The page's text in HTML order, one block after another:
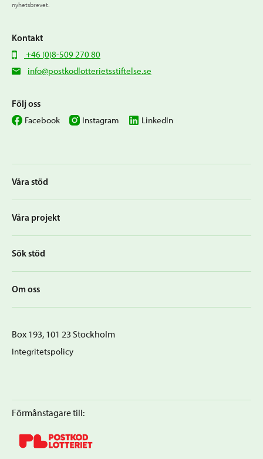
Våra stöd
Våra projekt
Sök stöd
Om oss
nyhetsbrevet.
Kontakt
+46 (0)8-509 270 80
info@postkodlotterietsstiftelse.se
Följ oss
Facebook Instagram LinkedIn
Förmånstagare till:
Box 193, 101 23 Stockholm
Integritetspolicy